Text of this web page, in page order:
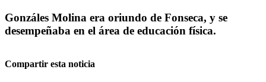
Gonzáles Molina era oriundo de Fonseca, y se
desempeñaba en el área de educación física.
Compartir esta noticia